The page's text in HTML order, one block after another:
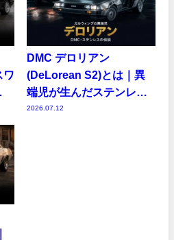
ワ
DMC デロリアン
(DeLorean S2)とは｜異
端児が生んだステンレス
の異形スーパーカー・ス
2026.07.12